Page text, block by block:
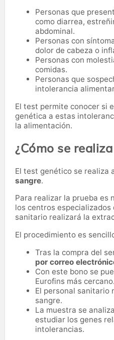
Personas que
como diarrea,
abdominal.
Personas con
dolor de cabeza o
Personas con
comidas.
Personas que
intolerancia
El test permite conocer si
genética a estas
la alimentación.
¿Cómo se
El test genético se realiza
sangre.
Para realizar la prueba es
los centros especializados
sanitario realizará la
El procedimiento es
Tras la compra del
por correo
Con este bono se
Eurofins más cercano.
El personal sanitario
sangre.
La muestra se
estudiar los genes
intolerancias.